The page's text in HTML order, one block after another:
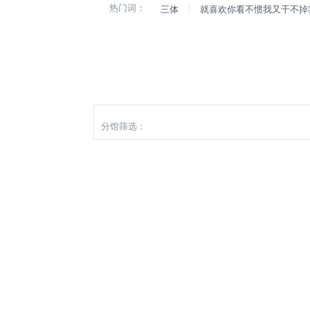
热门词： 三体 | 就喜欢你看不惯我又干不
分馆筛选：